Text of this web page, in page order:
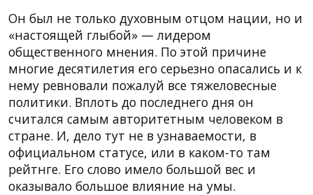
Он был не только духовным отцом нации, но и
«настоящей глыбой» — лидером
общественного мнения. По этой причине
многие десятилетия его серьезно опасались и к
нему ревновали пожалуй все тяжеловесные
политики. Вплоть до последнего дня он
считался самым авторитетным человеком в
стране. И, дело тут не в узнаваемости, в
официальном статусе, или в каком-то там
рейтнге. Его слово имело большой вес и
оказывало большое влияние на умы.